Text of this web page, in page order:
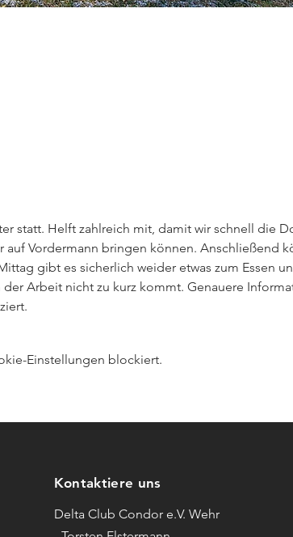
statt. Helft zahlreich mit, damit wir schnell die
Vordermann bringen können. Anschließend
gibt es sicherlich weider etwas zum Essen
Arbeit nicht zu kurz kommt. Genauere
Einstellungen blockiert.
Kontaktiere uns
Delta Club Condor e.V. Wehr